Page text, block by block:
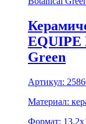
EQUIPE
Green
Артикул:
Материал:
Формат: